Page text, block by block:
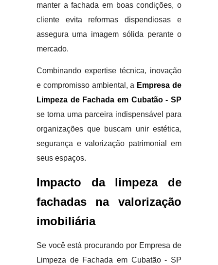
manter a fachada em boas condições, o
cliente evita reformas dispendiosas e
assegura uma imagem sólida perante o
mercado.
Combinando expertise técnica, inovação
e compromisso ambiental, a Empresa de
Limpeza de Fachada em Cubatão - SP
se torna uma parceira indispensável para
organizações que buscam unir estética,
segurança e valorização patrimonial em
seus espaços.
Impacto da limpeza de
fachadas na valorização
imobiliária
Se você está procurando por Empresa de
Limpeza de Fachada em Cubatão - SP